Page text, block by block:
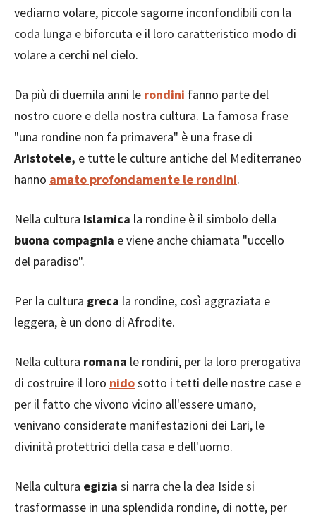
vediamo volare, piccole sagome inconfondibili con la
coda lunga e biforcuta e il loro caratteristico modo di
volare a cerchi nel cielo.
Da più di duemila anni le rondini fanno parte del
nostro cuore e della nostra cultura. La famosa frase
"una rondine non fa primavera" è una frase di
Aristotele, e tutte le culture antiche del Mediterraneo
hanno amato profondamente le rondini.
Nella cultura Islamica la rondine è il simbolo della
buona compagnia e viene anche chiamata "uccello
del paradiso".
Per la cultura greca la rondine, così aggraziata e
leggera, è un dono di Afrodite.
Nella cultura romana le rondini, per la loro prerogativa
di costruire il loro nidosotto i tetti delle nostre case e
per il fatto che vivono vicino all'essere umano,
venivano considerate manifestazioni dei Lari, le
divinità protettrici della casa e dell'uomo.
Nella cultura egizia si narra che la dea Iside si
trasformasse in una splendida rondine, di notte, per